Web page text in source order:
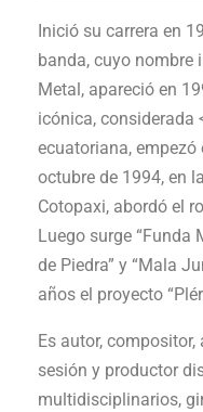
Inició su carrera en
banda, cuyo nombre
Metal, apareció en
icónica, considerada
ecuatoriana, empezó
octubre de 1994, en
Cotopaxi, abordó el
Luego surge “Funda
de Piedra” y “Mala
años el proyecto
Es autor,
sesión y productor
multidisciplinarios,